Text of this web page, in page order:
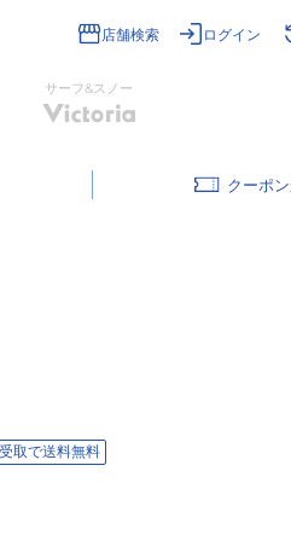
店舗検索 ログイン
サーフ&スノー
クーポン
取で送料無料